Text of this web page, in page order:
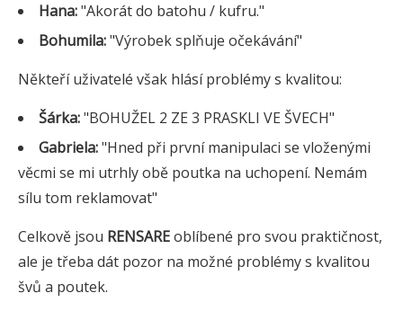
Hana:"Akorát do batohu / kufru."
Bohumila:"Výrobek splňuje očekávání"
Někteří uživatelé však hlásí problémy s kvalitou:
Šárka:"BOHUŽEL 2 ZE 3 PRASKLI VE ŠVECH"
Gabriela:"Hned při první manipulaci se vloženými
věcmi se mi utrhly obě poutka na uchopení. Nemám
sílu tom reklamovat"
Celkově jsou RENSAREoblíbené pro svou praktičnost,
ale je třeba dát pozor na možné problémy s kvalitou
švů a poutek.